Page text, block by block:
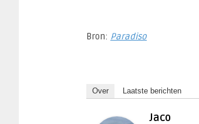
Bron: Paradiso
Over Laatste berichten
Jaco